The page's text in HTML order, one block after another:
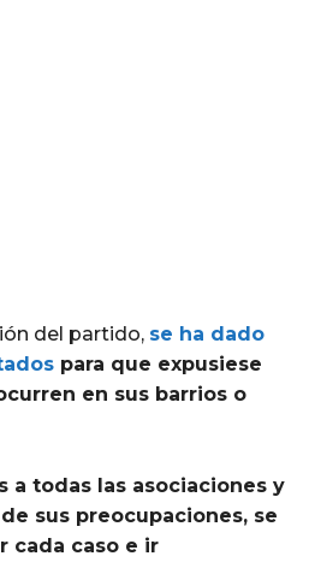
del partido, se ha dado
para que expusiese
en sus barrios o
a todas las asociaciones y
sus preocupaciones, se
cada caso e ir